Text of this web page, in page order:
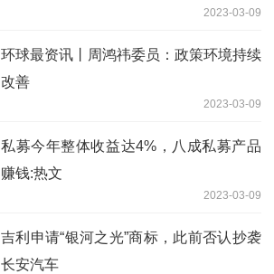
2023-03-09
环球最资讯丨周鸿祎委员：政策环境持续
改善
2023-03-09
私募今年整体收益达4%，八成私募产品
赚钱:热文
2023-03-09
吉利申请“银河之光”商标，此前否认抄袭
长安汽车